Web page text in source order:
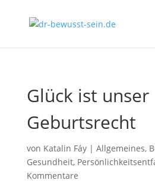
Glück ist unser
Geburtsrecht
von Katalin Fáy| Allgemeines,
Gesundheit,
Kommentare